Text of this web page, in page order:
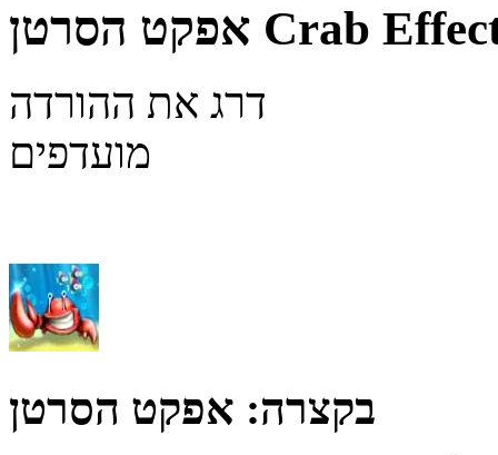
Crab
דרג את ההורדה
מועדפים
בקצרה: אפקט הסרטן